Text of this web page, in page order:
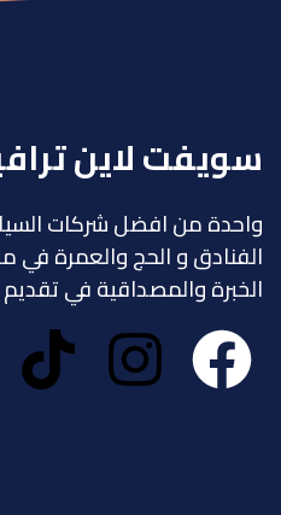
سويفت لاين
واحدة من افضل شركات
الفنادق و الحج والعمرة في
الخبرة والمصداقية في